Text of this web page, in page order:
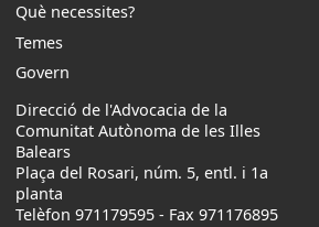
Què necessites?
Temes
Govern
Direcció de l'Advocacia de la
Comunitat Autònoma de les Illes
Balears
Plaça del Rosari, núm. 5, entl. i 1a
planta
Telèfon 971179595 - Fax 971176895